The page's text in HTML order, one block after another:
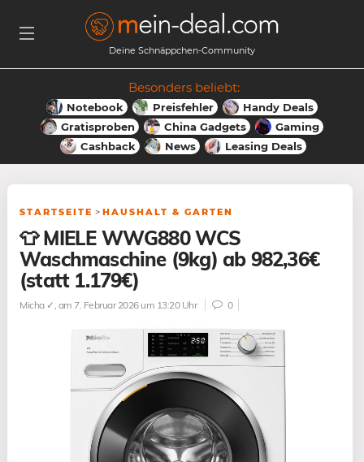
Deine Schnäppchen-Community
Besonders beliebt:
Notebook Preisfehler
Handy Deals
Gratisproben
China Gadgets
Gaming
Cashback
News Leasing Deals
STARTSEITE > HAUSHALT & GARTEN
👕 MIELE WWG880 WCS
Waschmaschine (9kg) ab 982,36€
(statt 1.179€)
Micha ✓ , am 7. Februar 2026 um 13:20 Uhr 0